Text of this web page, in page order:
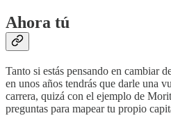
Ahora tú
Tanto si estás pensando en cambiar
en unos años tendrás que darle una
carrera, quizá con el ejemplo de
preguntas para mapear tu propio